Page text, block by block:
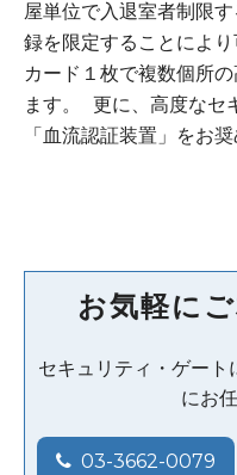
屋単位で入退室者制限
録を限定することにより
カード１枚で複数個所
ます。 更に、高度なセ
「血流認証装置」をお奨
お気軽に
セキュリティ・ゲート
にお
03-3662-0079